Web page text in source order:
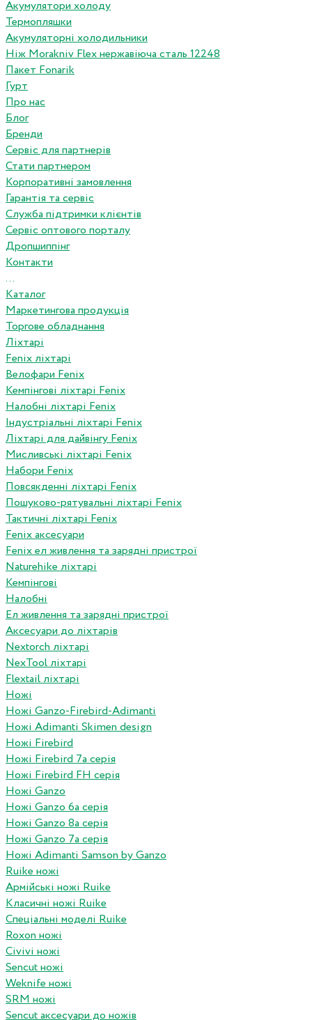
Акумулятори холоду
Термопляшки
Акумуляторні холодильники
Ніж Morakniv Flex нержавіюча сталь 12248
Пакет Fonarik
Гурт
Про нас
Блог
Бренди
Сервіс для партнерів
Стати партнером
Корпоративні замовлення
Гарантія та сервіс
Служба підтримки клієнтів
Сервіс оптового порталу
Дропшиппінг
Контакти
...
Каталог
Маркетингова продукція
Торгове обладнання
Ліхтарі
Fenix ліхтарі
Велофари Fenix
Кемпінгові ліхтарі Fenix
Налобні ліхтарі Fenix
Індустріальні ліхтарі Fenix
Ліхтарі для дайвінгу Fenix
Мисливські ліхтарі Fenix
Набори Fenix
Повсякденні ліхтарі Fenix
Пошуково-рятувальні ліхтарі Fenix
Тактичні ліхтарі Fenix
Fenix аксесуари
Fenix ел живлення та зарядні пристрої
Naturehike ліхтарі
Кемпінгові
Налобні
Ел живлення та зарядні пристрої
Аксесуари до ліхтарів
Nextorch ліхтарі
NexTool ліхтарі
Flextail ліхтарі
Ножі
Ножі Ganzo-Firebird-Adimanti
Ножі Adimanti Skimen design
Ножі Firebird
Ножі Firebird 7а серія
Ножі Firebird FH серія
Ножі Ganzo
Ножі Ganzo 6а серія
Ножі Ganzo 8а серія
Ножі Ganzo 7а серія
Ножі Adimanti Samson by Ganzo
Ruike ножі
Армійські ножі Ruike
Класичні ножі Ruike
Спеціальні моделі Ruike
Roxon ножi
Civivi ножі
Sencut ножі
Weknife ножі
SRM ножі
Sencut аксесуари до ножів